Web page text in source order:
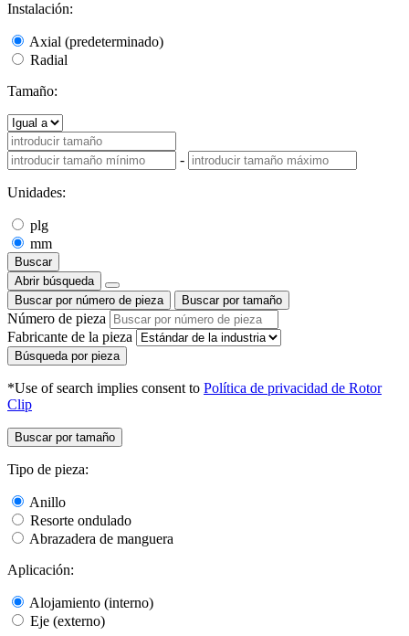
Instalación:
Axial (predeterminado)
Radial
Tamaño:
-
Unidades:
plg
mm
Buscar
Abrir búsqueda
Buscar por número de pieza
Buscar por tamaño
Número de pieza
Fabricante de la pieza
Búsqueda por pieza
*Use of search implies consent to Política de privacidad de Rotor
Clip
Buscar por tamaño
Tipo de pieza:
Anillo
Resorte ondulado
Abrazadera de manguera
Aplicación:
Alojamiento (interno)
Eje (externo)